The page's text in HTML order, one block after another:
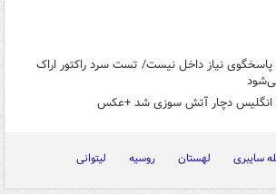
پاسخگوی نیاز داخل نیست/ تست سرد راکتور اراک
انگلیس دچار آتش سوزی شد +عکس
سایبری لهستان روسیه لیتوانی